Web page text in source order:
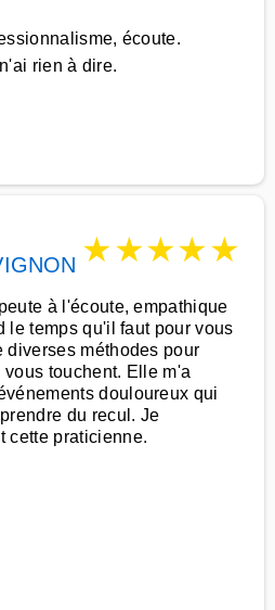
écoute.
rien à dire.
★★★★★
à l'écoute, empathique
le temps qu'il faut pour vous
diverses méthodes pour
touchent. Elle m'a
douloureux qui
du recul. Je
cette praticienne.